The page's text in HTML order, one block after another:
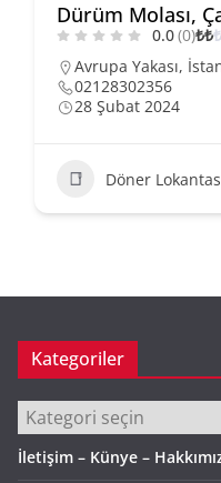
Dürüm Molası,
0.0(0)₺₺₺
Avrupa Yakası,
02128302356
28 Şubat 2024
Döner
Kategoriler
Kategoriler
İletişim – Künye –